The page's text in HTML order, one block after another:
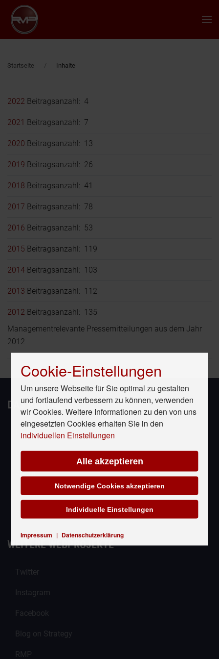
Zum Hauptinhalt springen
Startseite Inhalte
2022 Beitragsanzahl: 4
2021 Beitragsanzahl: 7
2020 Beitragsanzahl: 13
2019 Beitragsanzahl: 26
2018 Beitragsanzahl: 41
2017 Beitragsanzahl: 78
2016 Beitragsanzahl: 53
2015 Beitragsanzahl: 119
2014 Beitragsanzahl: 103
2013 Beitragsanzahl: 112
2012 Beitragsanzahl: 135
Managementrelevante Pressemitteilungen aus dem Jahr
2012
DAS PORTAL
Impressum
Datenschutzerklärung
About
Kontakt
Sitemap
WEITERE WEBPROJEKTE
Twitter
Instagram
Facebook
Blog on Strategy
RMP
Cookie-Einstellungen
Um unsere Webseite für Sie optimal zu gestalten
und fortlaufend verbessern zu können, verwenden
wir Cookies. Weitere Informationen zu den von uns
eingesetzten Cookies erhalten Sie in den
individuellen Einstellungen
Alle akzeptieren
Notwendige Cookies akzeptieren
Impressum | Datenschutzerklärung
Individuelle Einstellungen